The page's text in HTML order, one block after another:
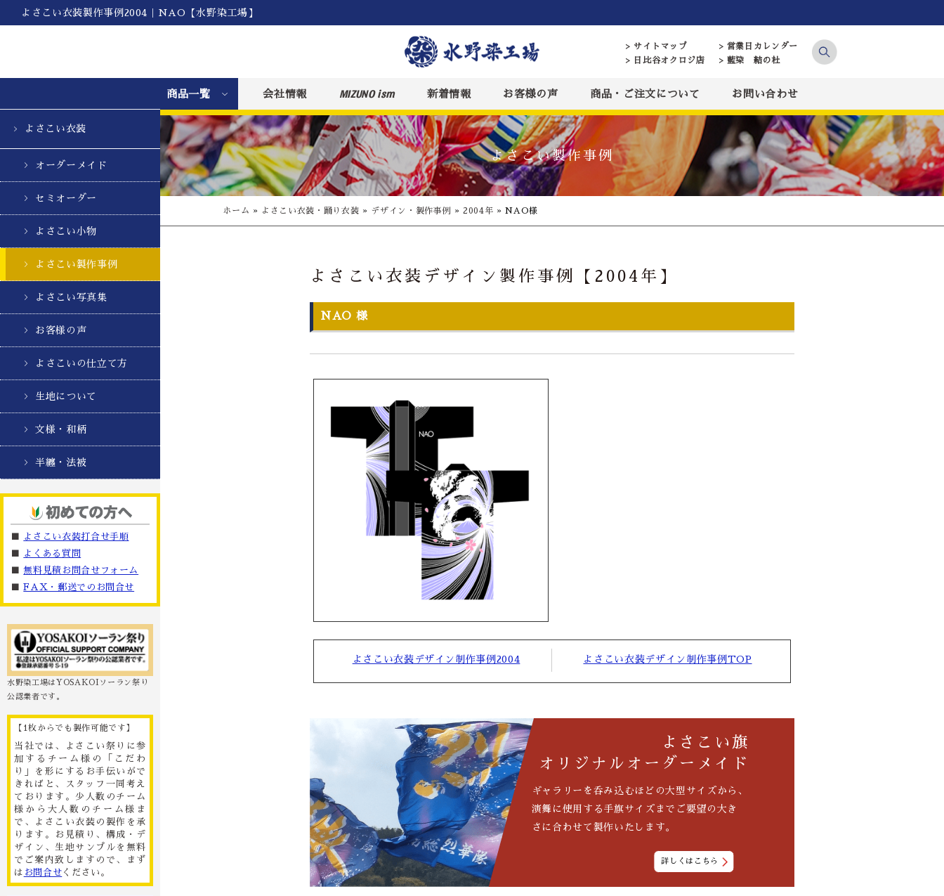
よさこい衣装製作事例2004｜NAO【水野染工場】
> サイトマップ
> 営業日カレンダー
> 日比谷オクロジ店
> 藍染 結の杜
商品一覧 会社情報 MIZUNO ism 新着情報 お客様の声 商品・ご注文について お問い合わせ
よさこい衣装
オーダーメイド
セミオーダー
よさこい小物
よさこい製作事例
よさこい写真集
お客様の声
よさこいの仕立て方
生地について
文様・和柄
半纏・法被
■
よさこい衣装打合せ手順
■
よくある質問
■無料見積お問合せフォーム
■FAX・郵送でのお問合せ
水野染工場はYOSAKOIソーラン祭り
公認業者です。
【1枚からでも製作可能です】
当社では、よさこい祭りに参
加するチーム様の「こだわ
り」を形にするお手伝いがで
きればと、スタッフ一同考え
ております。少人数のチーム
様から大人数のチーム様ま
で、よさこい衣装の製作を承
ります。お見積り、構成・デ
ザイン、生地サンプルを無料
でご案内致しますので、まず
は お問合せ ください。
よさこい製作事例
ホーム » よさこい衣装・踊り衣装 » デザイン・製作事例 »2004年 »NAO様
よさこい衣装デザイン製作事例【2004年】
NAO 様
よさこい衣装デザイン制作事例2004 よさこい衣装デザイン制作事例TOP
よさこい旗
オリジナルオーダーメイド
ギャラリーを呑み込むほどの大型サイズから、
演舞に使用する手旗サイズまでご要望の大き
さに合わせて製作いたします。
詳しくはこちら